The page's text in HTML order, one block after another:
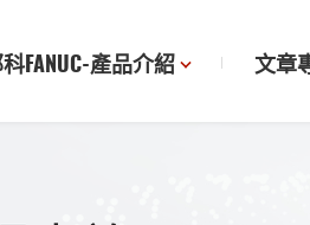
FANUC-產品介紹 文章